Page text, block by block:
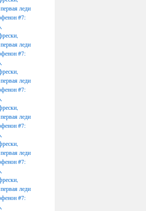
леди
#7:
леди
#7:
леди
#7:
леди
#7:
леди
#7:
леди
#7: